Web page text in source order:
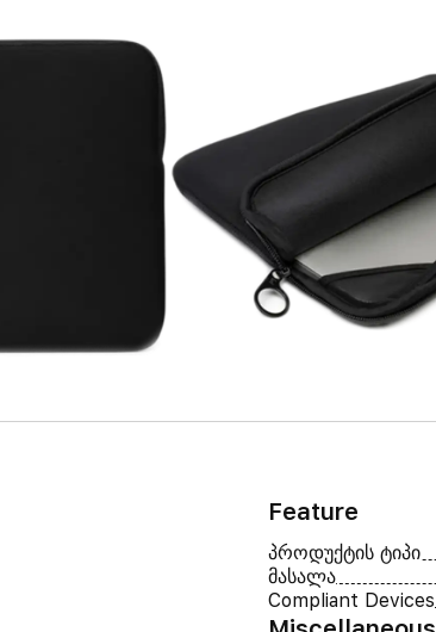
Feature
პროდუქტის ტიპი
მასალა
Compliant Devices